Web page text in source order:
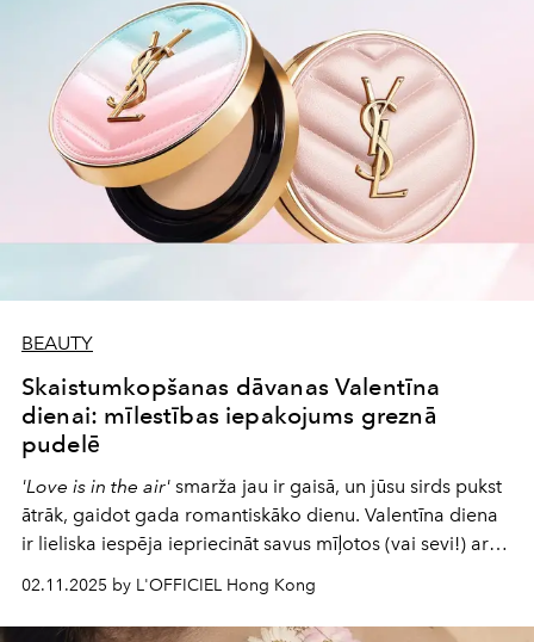
franču šarma iemiesojumu - bez steigas, bet ar
maksimālu efektu.
BEAUTY
Skaistumkopšanas dāvanas Valentīna
dienai: mīlestības iepakojums greznā
pudelē
'Love is in the air' smarža jau ir gaisā, un jūsu sirds pukst
ātrāk, gaidot gada romantiskāko dienu. Valentīna diena
ir lieliska iespēja iepriecināt savus mīļotos (vai sevi!) ar
02.11.2025 by L'OFFICIEL Hong Kong